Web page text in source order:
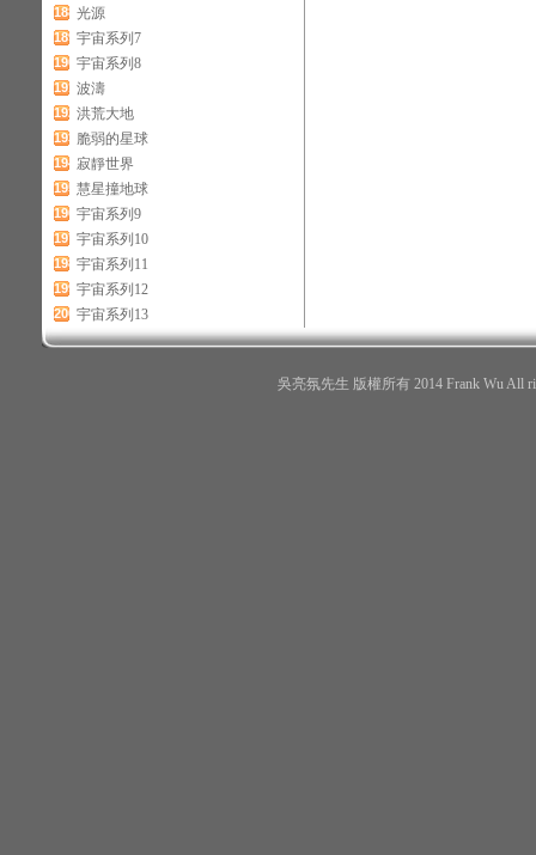
188 光源
189 宇宙系列7
190 宇宙系列8
191 波濤
192 洪荒大地
193 脆弱的星球
194 寂靜世界
195 慧星撞地球
196 宇宙系列9
197 宇宙系列10
198 宇宙系列11
199 宇宙系列12
200 宇宙系列13
吳亮氛先生 版權所有 2014 Frank Wu All